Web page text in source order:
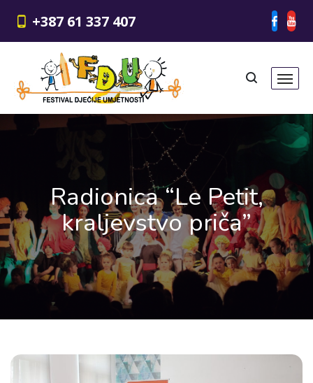
+387 61 337 407
Radionica “Le Petit,
kraljevstvo priča”